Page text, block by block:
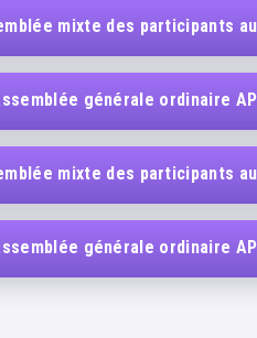
mixte des participants au
générale ordinaire
mixte des participants au
générale ordinaire